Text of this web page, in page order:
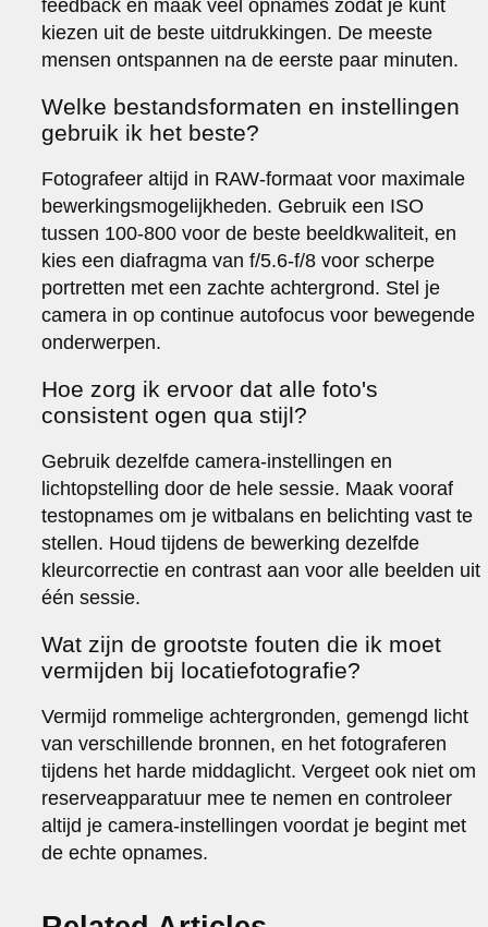
feedback en maak veel opnames zodat je kunt
kiezen uit de beste uitdrukkingen. De meeste
mensen ontspannen na de eerste paar minuten.
Welke bestandsformaten en instellingen
gebruik ik het beste?
Fotografeer altijd in RAW-formaat voor maximale
bewerkingsmogelijkheden. Gebruik een ISO
tussen 100-800 voor de beste beeldkwaliteit, en
kies een diafragma van f/5.6-f/8 voor scherpe
portretten met een zachte achtergrond. Stel je
camera in op continue autofocus voor bewegende
onderwerpen.
Hoe zorg ik ervoor dat alle foto's
consistent ogen qua stijl?
Gebruik dezelfde camera-instellingen en
lichtopstelling door de hele sessie. Maak vooraf
testopnames om je witbalans en belichting vast te
stellen. Houd tijdens de bewerking dezelfde
kleurcorrectie en contrast aan voor alle beelden uit
één sessie.
Wat zijn de grootste fouten die ik moet
vermijden bij locatiefotografie?
Vermijd rommelige achtergronden, gemengd licht
van verschillende bronnen, en het fotograferen
tijdens het harde middaglicht. Vergeet ook niet om
reserveapparatuur mee te nemen en controleer
altijd je camera-instellingen voordat je begint met
de echte opnames.